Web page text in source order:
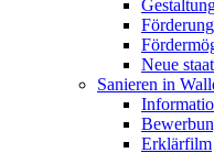
Neue
Sanieren in
Erklärfilm